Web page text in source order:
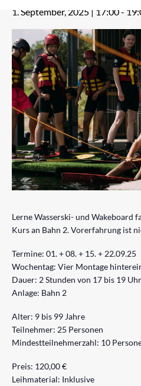
1. September, 2025 | 17:00-
Lerne Wasserski- und Wakeboard
Kurs an Bahn 2. Vorerfahrung ist
Termine: 01. + 08. + 15. + 22.09.25
Wochentag: Vier Montage
Dauer: 2 Stunden von 17 bis 19 Uhr
Anlage: Bahn 2
Alter: 9 bis 99 Jahre
Teilnehmer: 25 Personen
Mindestteilnehmerzahl: 10
Preis: 120,00 €
Leihmaterial: Inklusive